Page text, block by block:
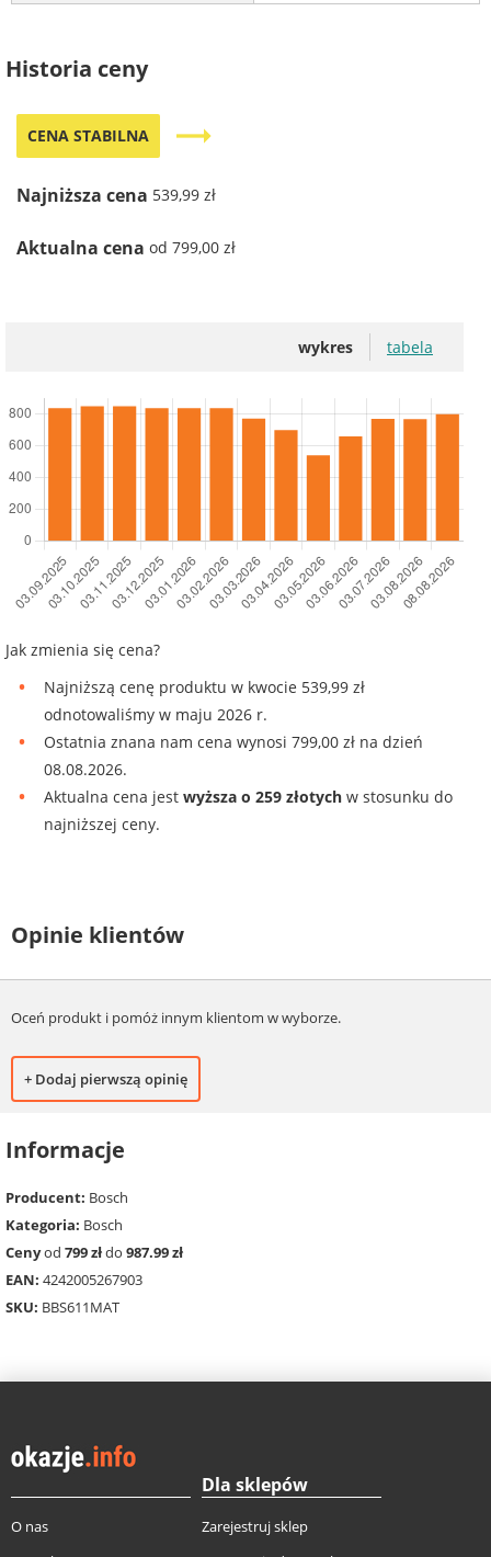
Historia ceny
CENA STABILNA trending_flat
Najniższa cena 539,99 zł
Aktualna cena od 799,00 zł
wykres tabela
Jak zmienia się cena?
Najniższą cenę produktu w kwocie 539,99 zł
odnotowaliśmy w maju 2026 r.
Ostatnia znana nam cena wynosi 799,00 zł na dzień
08.08.2026.
Aktualna cena jest wyższa o 259 złotych w stosunku do
najniższej ceny.
Opinie klientów
Oceń produkt i pomóż innym klientom w wyborze.
+ Dodaj pierwszą opinię
Informacje
Producent: Bosch
Kategoria: Bosch
Cenyod 799 złdo 987.99 zł
EAN: 4242005267903
SKU: BBS611MAT
O nas
Dla sklepów
Zarejestruj sklep